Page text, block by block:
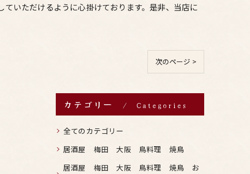
いただけるように心掛けております。是非、当店に
次のページ >
カテゴリー Categories
全てのカテゴリー
居酒屋 梅田 大阪 鳥料理 焼鳥
居酒屋 梅田 大阪 鳥料理 焼鳥 お